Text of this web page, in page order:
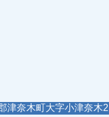
奈木町大字小津奈木